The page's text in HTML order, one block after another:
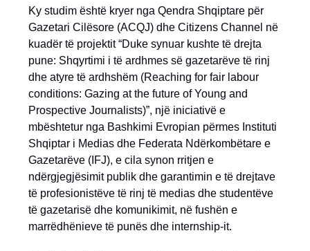
Ky studim është kryer nga Qendra Shqiptare për
Gazetari Cilësore (ACQJ) dhe Citizens Channel në
kuadër të projektit “Duke synuar kushte të drejta
pune: Shqyrtimi i të ardhmes së gazetarëve të rinj
dhe atyre të ardhshëm (Reaching for fair labour
conditions: Gazing at the future of Young and
Prospective Journalists)”, një iniciativë e
mbështetur nga Bashkimi Evropian përmes Instituti
Shqiptar i Medias dhe Federata Ndërkombëtare e
Gazetarëve (IFJ), e cila synon rritjen e
ndërgjegjësimit publik dhe garantimin e të drejtave
të profesionistëve të rinj të medias dhe studentëve
të gazetarisë dhe komunikimit, në fushën e
marrëdhënieve të punës dhe internship-it.